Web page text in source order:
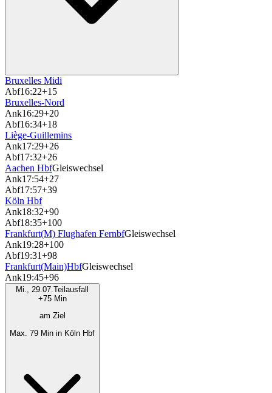
Bruxelles Midi
Abf16:22+15
Bruxelles-Nord
Ank16:29+20
Abf16:34+18
Liège-Guillemins
Ank17:29+26
Abf17:32+26
Aachen HbfGleiswechsel
Ank17:54+27
Abf17:57+39
Köln Hbf
Ank18:32+90
Abf18:35+100
Frankfurt(M) Flughafen FernbfGleiswechsel
Ank19:28+100
Abf19:31+98
Frankfurt(Main)HbfGleiswechsel
Ank19:45+96
Mi., 29.07.Teilausfall
+75 Min
am Ziel
Max. 79 Min in Köln Hbf